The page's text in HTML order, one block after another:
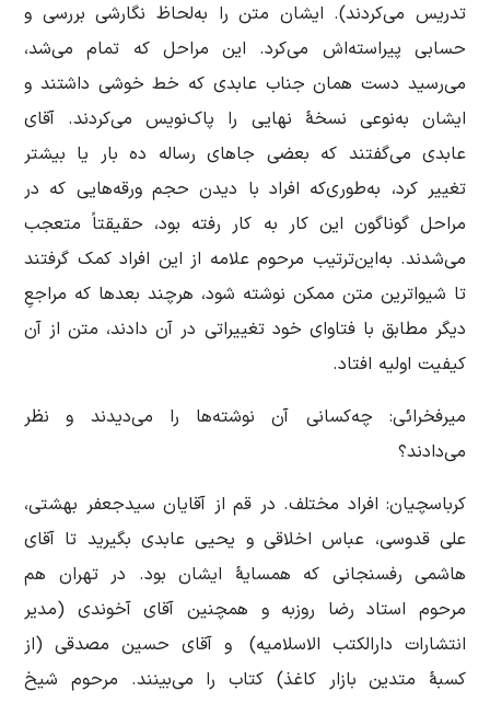
تدریس می‌کردند). ایشان متن را به‌لحاظ نگارشی بررسی و
حسابی پیراسته‌اش می‌کرد. این مراحل که تمام می‌شد،
می‌رسید دست همان جناب عابدی که خط خوشی داشتند و
ایشان به‌نوعی نسخۀ نهایی را پاک‌نویس می‌کردند. آقای
عابدی می‌گفتند که بعضی جاهای رساله ده بار یا بیشتر
تغییر کرد، به‌طوری‌که افراد با دیدن حجم ورقه‌هایی که در
مراحل گوناگون این کار به کار رفته بود، حقیقتاً متعجب
می‌شدند. به‌این‌ترتیب مرحوم علامه از این افراد کمک گرفتند
تا شیواترین متن ممکن نوشته شود، هرچند بعدها که مراجعِ
دیگر مطابق با فتاوای خود تغییراتی در آن دادند، متن از آن
کیفیت اولیه افتاد.
میرفخرائی: چه‌کسانی آن نوشته‌ها را می‌دیدند و نظر
می‌دادند؟
کرباسچیان: افراد مختلف. در قم از آقایان سیدجعفر بهشتی،
علی قدوسی، عباس اخلاقی و یحیی عابدی بگیرید تا آقای
هاشمی رفسنجانی که همسایۀ ایشان بود. در تهران هم
مرحوم استاد رضا روزبه و همچنین آقای آخوندی (مدیر
انتشارات دارالکتب الاسلامیه) و آقای حسین مصدقی (از
کسبۀ متدین بازار کاغذ) کتاب را می‌بینند. مرحوم شیخ